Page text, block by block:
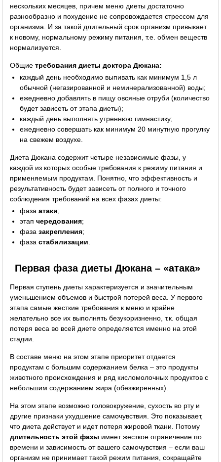
нескольких месяцев, причем меню диеты достаточно
разнообразно и похудение не сопровождается стрессом для
организма. И за такой длительный срок организм привыкает
к новому, нормальному режиму питания, т.е. обмен веществ
нормализуется.
Общиетребования диеты доктора Дюкана:
каждый день необходимо выпивать как минимум 1,5 л
обычной (негазированной и неминерализованной) воды;
ежедневно добавлять в пищу овсяные отруби (количество
будет зависеть от этапа диеты);
каждый день выполнять утреннюю гимнастику;
ежедневно совершать как минимум 20 минутную прогулку
на свежем воздухе.
Диета Дюкана содержит четыре независимые фазы, у
каждой из которых особые требования к режиму питания и
применяемым продуктам. Понятно, что эффективность и
результативность будет зависеть от полного и точного
соблюдения требований на всех фазах диеты:
фазаатаки;
этапчередования;
фазазакрепления;
фазастабилизации
Первая фаза диеты Дюкана – «атака»
Первая ступень диеты характеризуется и значительным
уменьшением объемов и быстрой потерей веса. У первого
этапа самые жесткие требования к меню и крайне
желательно все их выполнять безукоризненно, т.к. общая
потеря веса во всей диете определяется именно на этой
стадии.
В составе меню на этом этапе приоритет отдается
продуктам с большим содержанием белка – это продукты
животного происхождения и ряд кисломолочных продуктов с
небольшим содержанием жира (обезжиренных).
На этом этапе возможно головокружение, сухость во рту и
другие признаки ухудшение самочувствия. Это показывает,
что диета действует и идет потеря жировой ткани. Потому
длительность этой фазы имеет жесткое ограничение по
времени и зависимость от вашего самочувствия – если ваш
организм не принимает такой режим питания, сокращайте